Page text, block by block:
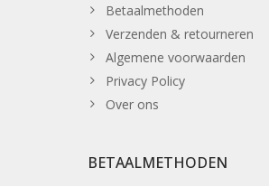
Betaalmethoden
Verzenden & retourneren
Algemene voorwaarden
Privacy Policy
Over ons
BETAALMETHODEN